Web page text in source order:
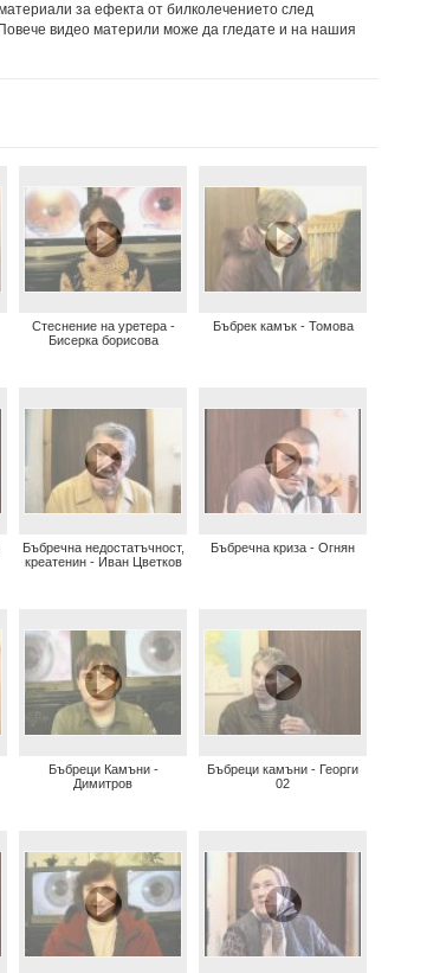
за ефекта от билколечението след
видео материли може да гледате и на нашия
Стеснение на уретера -
Бисерка борисова
Бъбрек камък - Томова
Бъбречна недостатъчност,
креатенин - Иван Цветков
Бъбречна криза - Огнян
Бъбреци Камъни -
Димитров
Бъбреци камъни - Георги
02